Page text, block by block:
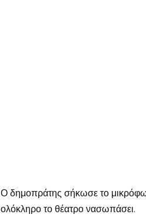
Ο δημοπράτης σήκωσε το
ολόκληρο το θέατρο νασωπάσει.